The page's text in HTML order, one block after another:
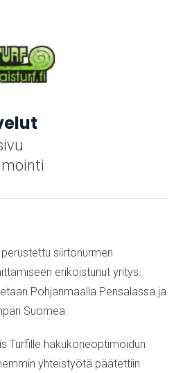
siirtonurmen
erikoistunut yritys.
Pohjanmaalla Pensalassa ja
Suomea.
Turfille hakukoneoptimoidun
yhteistyötä päätettiin